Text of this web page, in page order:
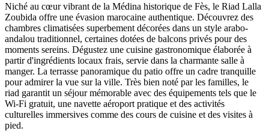
Niché au cœur vibrant de la Médina historique de Fès, le Riad Lalla
Zoubida offre une évasion marocaine authentique. Découvrez des
chambres climatisées superbement décorées dans un style arabo-
andalou traditionnel, certaines dotées de balcons privés pour des
moments sereins. Dégustez une cuisine gastronomique élaborée à
partir d'ingrédients locaux frais, servie dans la charmante salle à
manger. La terrasse panoramique du patio offre un cadre tranquille
pour admirer la vue sur la ville. Très bien noté par les familles, le
riad garantit un séjour mémorable avec des équipements tels que le
Wi-Fi gratuit, une navette aéroport pratique et des activités
culturelles immersives comme des cours de cuisine et des visites à
pied.